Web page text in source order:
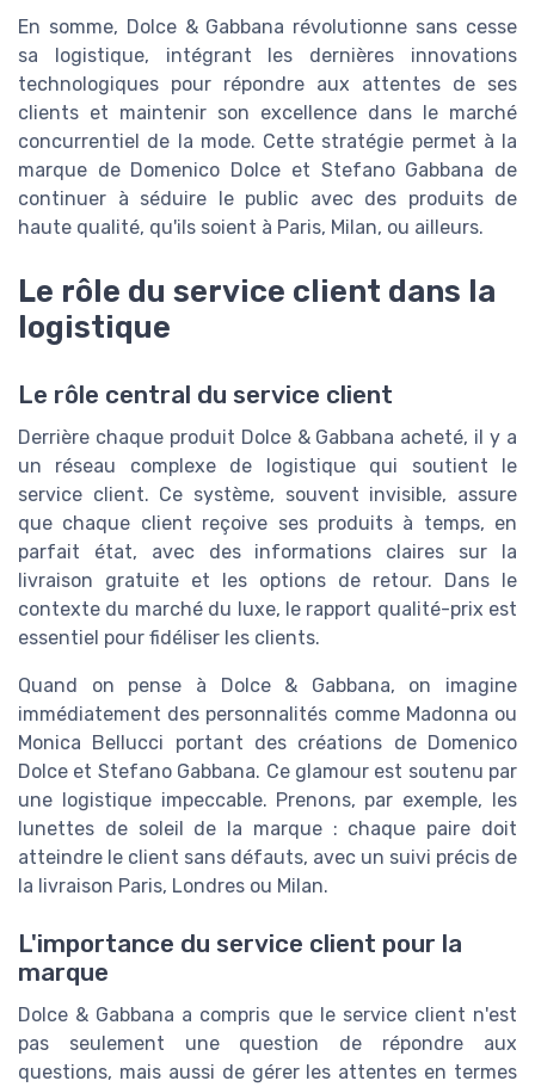
En somme, Dolce & Gabbana révolutionne sans cesse
sa logistique, intégrant les dernières innovations
technologiques pour répondre aux attentes de ses
clients et maintenir son excellence dans le marché
concurrentiel de la mode. Cette stratégie permet à la
marque de Domenico Dolce et Stefano Gabbana de
continuer à séduire le public avec des produits de
haute qualité, qu'ils soient à Paris, Milan, ou ailleurs.
Le rôle du service client dans la
logistique
Le rôle central du service client
Derrière chaque produit Dolce & Gabbana acheté, il y a
un réseau complexe de logistique qui soutient le
service client. Ce système, souvent invisible, assure
que chaque client reçoive ses produits à temps, en
parfait état, avec des informations claires sur la
livraison gratuite et les options de retour. Dans le
contexte du marché du luxe, le rapport qualité-prix est
essentiel pour fidéliser les clients.
Quand on pense à Dolce & Gabbana, on imagine
immédiatement des personnalités comme Madonna ou
Monica Bellucci portant des créations de Domenico
Dolce et Stefano Gabbana. Ce glamour est soutenu par
une logistique impeccable. Prenons, par exemple, les
lunettes de soleil de la marque : chaque paire doit
atteindre le client sans défauts, avec un suivi précis de
la livraison Paris, Londres ou Milan.
L'importance du service client pour la
marque
Dolce & Gabbana a compris que le service client n'est
pas seulement une question de répondre aux
questions, mais aussi de gérer les attentes en termes